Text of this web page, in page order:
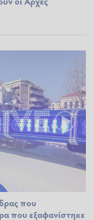
που
που εξαφανίστηκε